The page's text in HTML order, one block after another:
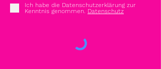
Ich habe die Datenschutzerklärung zur
Kenntnis genommen. Datenschutz